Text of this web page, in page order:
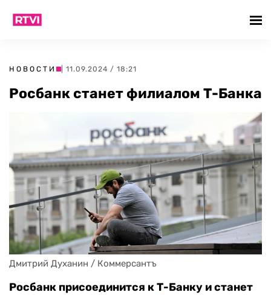
НОВОСТИ | 11.09.2024 / 18:21
Росбанк станет филиалом Т-Банка
Дмитрий Духанин / Коммерсантъ
Росбанк присоединится к Т-Банку и станет